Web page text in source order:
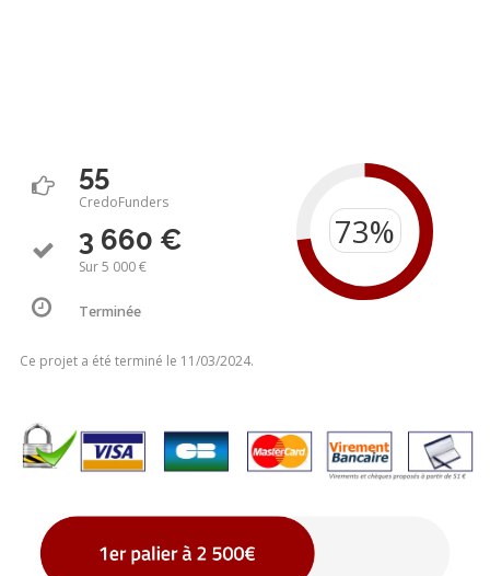
55
CredoFunders
3 660 €
Sur 5 000 €
Terminée
Ce projet a été terminé le 11/03/2024.